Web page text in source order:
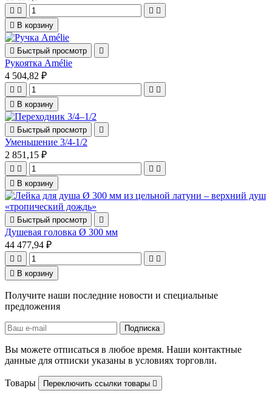
   
 В корзину
 Быстрый просмотр 
Рукоятка Amélie
4 504,82 ₽
   
 В корзину
 Быстрый просмотр 
Уменьшение 3/4-1/2
2 851,15 ₽
   
 В корзину
 Быстрый просмотр 
Душевая головка Ø 300 мм
44 477,94 ₽
   
 В корзину
Получите наши последние новости и специальные
предложения
Вы можете отписаться в любое время. Наши контактные
данные для отписки указаны в условиях торговли.
Товары Переключить ссылки товары 